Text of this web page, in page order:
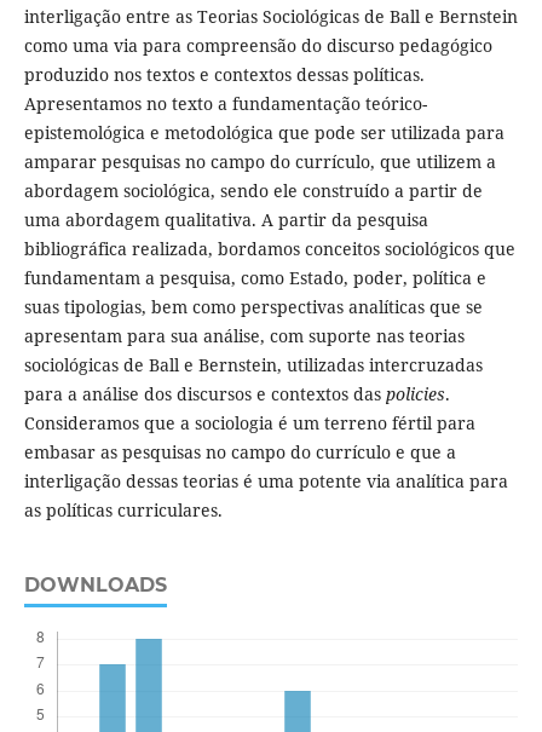
interligação entre as Teorias Sociológicas de Ball e Bernstein
como uma via para compreensão do discurso pedagógico
produzido nos textos e contextos dessas políticas.
Apresentamos no texto a fundamentação teórico-
epistemológica e metodológica que pode ser utilizada para
amparar pesquisas no campo do currículo, que utilizem a
abordagem sociológica, sendo ele construído a partir de
uma abordagem qualitativa. A partir da pesquisa
bibliográfica realizada, bordamos conceitos sociológicos que
fundamentam a pesquisa, como Estado, poder, política e
suas tipologias, bem como perspectivas analíticas que se
apresentam para sua análise, com suporte nas teorias
sociológicas de Ball e Bernstein, utilizadas intercruzadas
para a análise dos discursos e contextos das policies.
Consideramos que a sociologia é um terreno fértil para
embasar as pesquisas no campo do currículo e que a
interligação dessas teorias é uma potente via analítica para
as políticas curriculares.
DOWNLOADS